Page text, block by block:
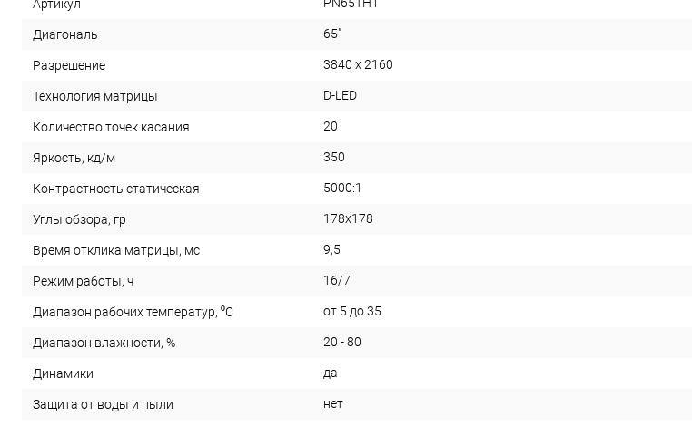
Артикул PN65TH1
Диагональ 65"
Разрешение 3840 x 2160
Технология матрицы D-LED
Количество точек касания 20
Яркость, кд/м 350
Контрастность статическая 5000:1
Углы обзора, гр 178x178
Время отклика матрицы, мс 9,5
Режим работы, ч 16/7
Диапазон рабочих температур, ⁰С от 5 до 35
Диапазон влажности, % 20 - 80
Динамики да
Защита от воды и пыли нет